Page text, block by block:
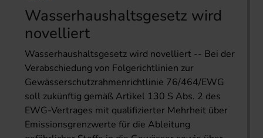
Wasserhaushaltsgesetz wird
novelliert
Wasserhaushaltsgesetz wird novelliert -- Bei der
Verabschiedung von Folgerichtlinien zur
Gewässerschutzrahmenrichtlinie 76/464/EWG
soll zukünftig gemäß Artikel 130 S Abs. 2 des
EWG-Vertrages mit qualifizierter Mehrheit über
Emissionsgrenzwerte für die Ableitung